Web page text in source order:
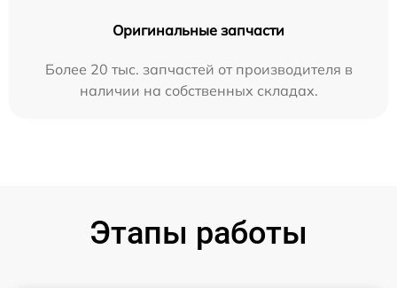
Оригинальные запчасти
Более 20 тыс. запчастей от производителя в
наличии на собственных складах.
Этапы работы